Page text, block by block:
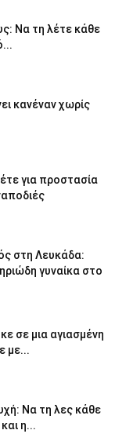
Να τη λέτε κάθε
κανέναν χωρίς
για προστασία
στη Λευκάδα:
γυναίκα στο
σε μια αγιασμένη
με...
Να τη λες κάθε
η...